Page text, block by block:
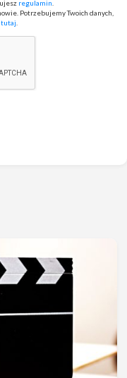
regulamin
Potrzebujemy Twoich danych,
tutaj